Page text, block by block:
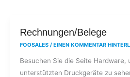
Rechnungen/Belege
FOOSALES / EINEN KOMMENTAR
Besuchen Sie die Seite Hardware,
unterstützten Druckgeräte zu
Rechnungen/Belege